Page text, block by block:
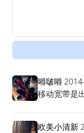
嘚啵嘚
移动宽带是
欧美小清新